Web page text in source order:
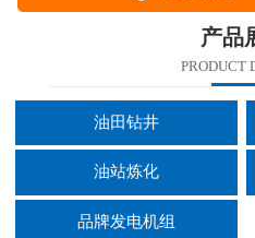
产品
PRODUCT
油田钻井
油站炼化
品牌发电机组